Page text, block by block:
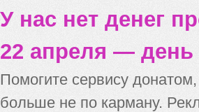
У нас нет денег
22 апреля — день
Помогите сервису
больше не по карману.